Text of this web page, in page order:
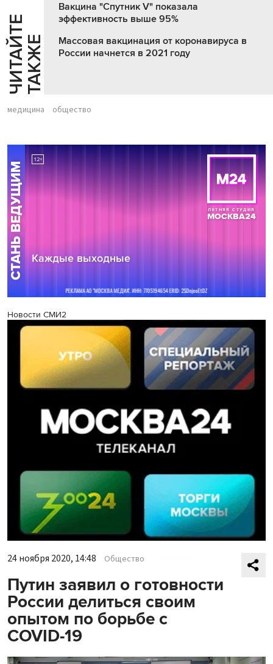
Ч
И
Т
АЙ
Т
Е
Т
А
К
ЖЕ
Вакцина "Спутник V" показала
эффективность выше 95%
Массовая вакцинация от коронавируса в
России начнется в 2021 году
медицина общество
Новости СМИ2
24 ноября 2020, 14:48 Общество
Путин заявил о готовности
России делиться своим
опытом по борьбе с
COVID-19